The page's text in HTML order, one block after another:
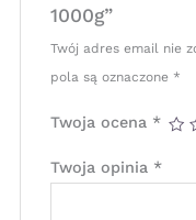
1000g”
Twój adres email nie
pola są oznaczone *
Twoja ocena *
Twoja opinia *